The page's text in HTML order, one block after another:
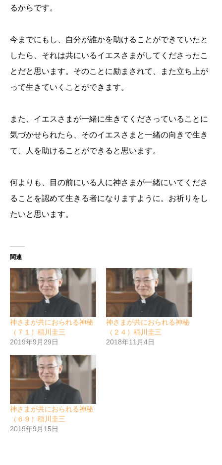
るからです。
今までにもし、自分が誰かを助けることができていたと
したら、それは共にいるイエスさまがしてくださったこ
とだと思います。そのことに励まされて、また立ち上が
って生きていくことができます。
また、イエスさまが一緒に生きてくださっていることに
気づかせられたら、そのイエスさまと一緒の向きで生き
て、人を助けることができると思います。
何よりも、目の前にいる人に神さまが一緒にいてくださ
ることを認めて生きる者になりますように。お祈りをし
たいと思います。
関連
神さまが共におられる神秘
（７１）稲川圭三
2019年9月29日
神さまが共におられる神秘
（２４）稲川圭三
2018年11月4日
神さまが共におられる神秘
（６９）稲川圭三
2019年9月15日